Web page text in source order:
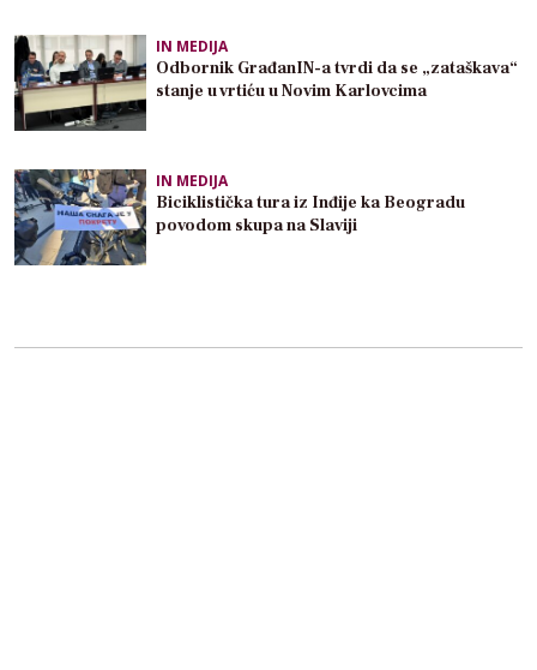
IN MEDIJA
Odbornik GrađanIN-a tvrdi da se „zataškava“
stanje u vrtiću u Novim Karlovcima
IN MEDIJA
Biciklistička tura iz Inđije ka Beogradu
povodom skupa na Slaviji